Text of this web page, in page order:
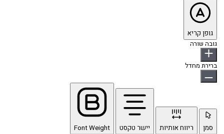
גופן קריא
גובה שורה
ברירת מחדל
סמן ריווח אותיות יישר טקסט Font Weight